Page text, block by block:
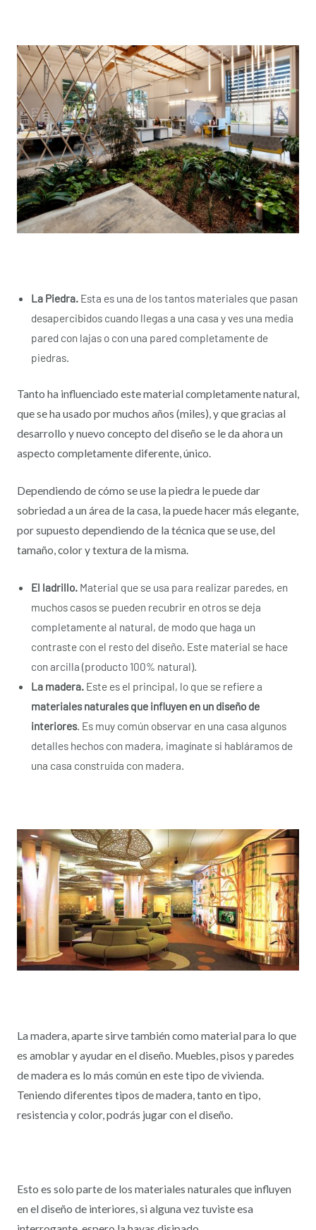
La Piedra.Esta es una de los tantos materiales que pasan
desapercibidos cuando llegas a una casa y ves una media
pared con lajas o con una pared completamente de
piedras.
Tanto ha influenciado este material completamente natural,
que se ha usado por muchos años (miles), y que gracias al
desarrollo y nuevo concepto del diseño se le da ahora un
aspecto completamente diferente, único.
Dependiendo de cómo se use la piedra le puede dar
sobriedad a un área de la casa, la puede hacer más elegante,
por supuesto dependiendo de la técnica que se use, del
tamaño, color y textura de la misma.
El ladrillo.Material que se usa para realizar paredes, en
muchos casos se pueden recubrir en otros se deja
completamente al natural, de modo que haga un
contraste con el resto del diseño. Este material se hace
con arcilla (producto 100% natural).
La madera.Este es el principal, lo que se refiere a
materiales naturales que influyen en un diseño de
interiores. Es muy común observar en una casa algunos
detalles hechos con madera, imagínate si habláramos de
una casa construida con madera.
La madera, aparte sirve también como material para lo que
es amoblar y ayudar en el diseño. Muebles, pisos y paredes
de madera es lo más común en este tipo de vivienda.
Teniendo diferentes tipos de madera, tanto en tipo,
resistencia y color, podrás jugar con el diseño.
Esto es solo parte de los materiales naturales que influyen
en el diseño de interiores, si alguna vez tuviste esa